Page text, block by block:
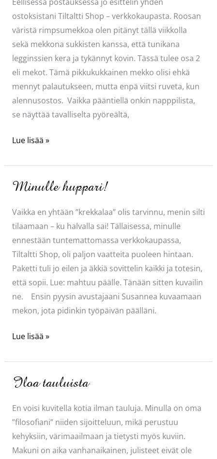
ostoksistani Tiltaltti Shop – verkkokaupasta. Roosan
väristä rimpsumekkoa olen pitänyt tällä viikkolla
sekä mekkona sukkisten kanssa, että tunikana
legginssien kera ja tykännyt kovin. Tässä tulee osa 2
eli mekot. Tämä pikkukukkainen mekko olisi ehkä
mennyt palautukseen, mutta enpä viitsi ruveta, kun
alennusostos. Vaikka pääntiellä onkin napppilista,
se näyttää tavalliselta pyöreältä,
Mekkoja!
Lue lisää »
Minulle huppari!
Vaikka en yhtään ”krekkalaa” olis tarvinnu, menin silti
tilaamaan – ku halvalla sai! Tällaisessa, minulle
ennestään tuntemattomassa verkkokaupassa,
Tiltaltti Shop, oli paljon vaatteita puoleen hintaan.
Paketti tuli jo eilen ja äkkiä sovittelin kaikki ja totesin,
että sopii. Lue: mahtuu päälle. Tänään sitten kuvailin
ne. Ensin pyysin avustajaani Susannea kuvaamaan
mekon, jota pidinkin työpäivän päälläni.
Minulle
Lue lisää »
Iloa tauluista
En voisi kuvitella kotia ilman tauluja. Minulla on oma
”filosofiani” niiden sijoitteluun, mikä perustuu
kehyksiin, värimaailmaan ja tietysti myös kuviin.
Makuni on aika vanhanaikainen, julisteet eivät ole